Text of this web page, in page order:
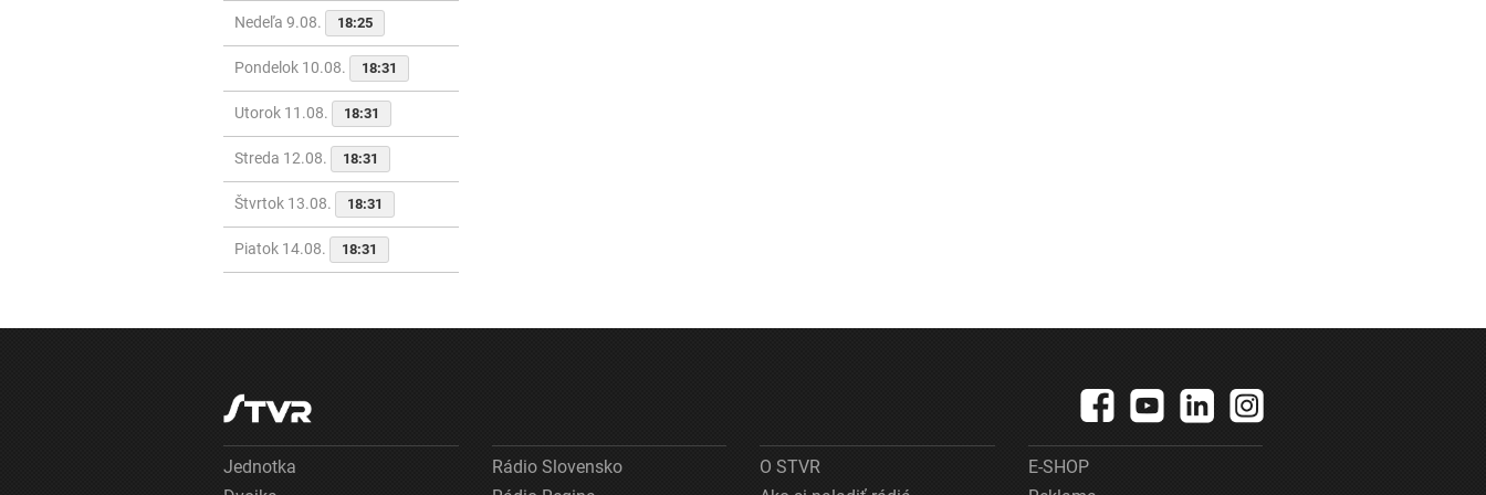
Nedeľa 9.08. 18:25
Pondelok 10.08. 18:31
Utorok 11.08. 18:31
Streda 12.08. 18:31
Štvrtok 13.08. 18:31
Piatok 14.08. 18:31
Jednotka
Rádio Slovensko
O STVR
E-SHOP